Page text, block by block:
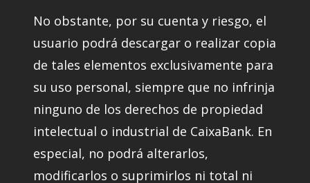
No obstante, por su cuenta y riesgo, el
usuario podrá descargar o realizar copia
de tales elementos exclusivamente para
su uso personal, siempre que no infrinja
ninguno de los derechos de propiedad
intelectual o industrial de CaixaBank. En
especial, no podrá alterarlos,
modificarlos o suprimirlos ni total ni